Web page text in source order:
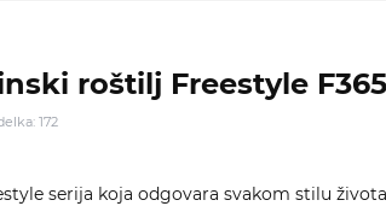
roštilj Freestyle F365
172
serija koja odgovara svakom stilu